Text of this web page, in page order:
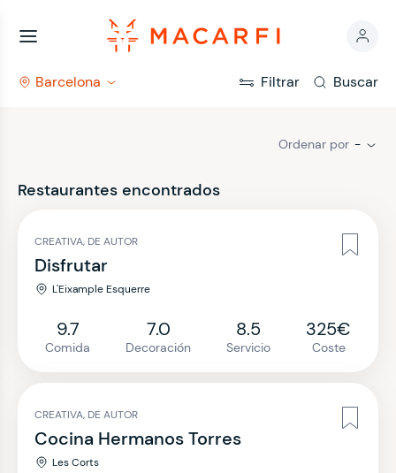
Barcelona Filtrar Buscar
Ordenar por -
Restaurantes encontrados
CREATIVA, DE AUTOR
Disfrutar
L'Eixample Esquerre
9.7
Comida
7.0
Decoración
8.5
Servicio
325€
Coste
CREATIVA, DE AUTOR
Cocina Hermanos Torres
Les Corts